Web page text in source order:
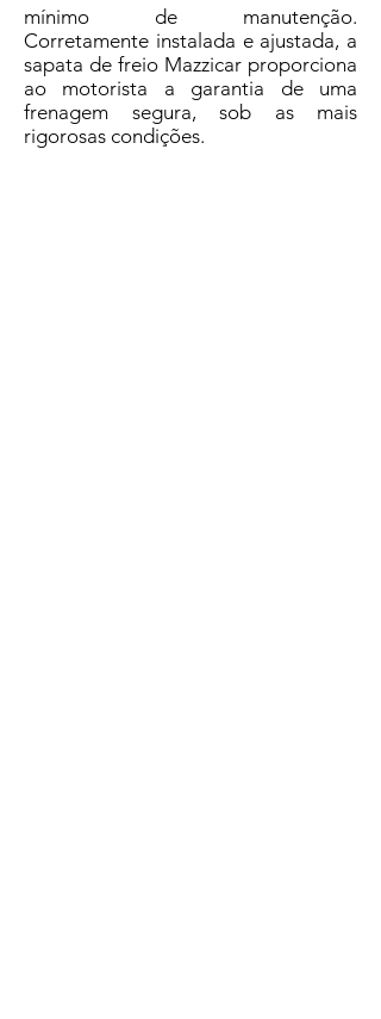
mínimo de manutenção.
Corretamente instalada e ajustada, a
sapata de freio Mazzicar proporciona
ao motorista a garantia de uma
frenagem segura, sob as mais
rigorosas condições.